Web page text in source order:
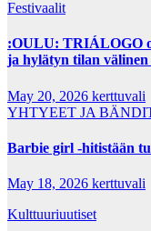
Festivaalit
:OULU: TRIÁLOGO
ja hylätyn tilan
May 20, 2026 kerttuvali
YHTYEET JA
Barbie girl -hitistään
May 18, 2026 kerttuvali
Kulttuuriuutiset